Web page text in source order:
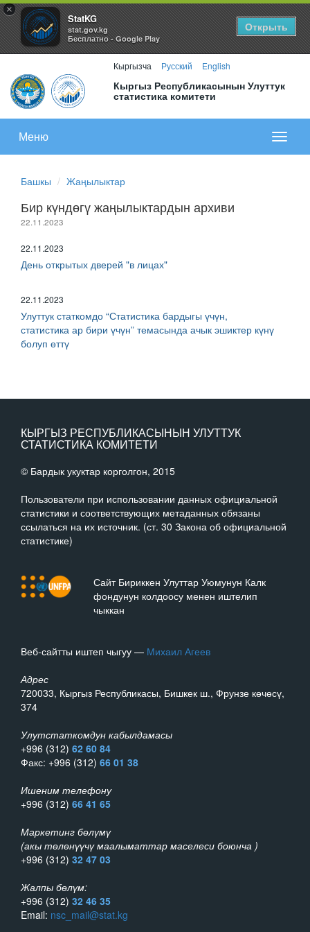
×
StatKG
stat.gov.kg
Бесплатно - Google Play
Открыть
Кыргызча Русский English
Кыргыз Республикасынын Улуттук
статистика комитети
меню
Меню
Башкы Жаңылыктар
Бир күндөгү жаңылыктардын архиви
22.11.2023
22.11.2023
День открытых дверей "в лицах"
22.11.2023
Улуттук статкомдо “Статистика бардыгы үчүн,
статистика ар бири үчүн” темасында ачык эшиктер күнү
болуп өттү
КЫРГЫЗ РЕСПУБЛИКАСЫНЫН УЛУТТУК
СТАТИСТИКА КОМИТЕТИ
© Бардык укуктар корголгон, 2015
Пользователи при использовании данных официальной
статистики и соответствующих метаданных обязаны
ссылаться на их источник. (ст. 30 Закона об официальной
статистике)
Сайт Бириккен Улуттар Уюмунун Калк
фондунун колдоосу менен иштелип
чыккан
Веб-сайтты иштеп чыгуу — Михаил Агеев
Адрес
720033, Кыргыз Республикасы, Бишкек ш., Фрунзе көчөсү,
374
Улутстаткомдун кабылдамасы
+996 (312) 62 60 84
Факс: +996 (312) 66 01 38
Ишеним телефону
+996 (312) 66 41 65
Маркетинг бөлүмү
(акы төлөнүүчү маалыматтар маселеси боюнча )
+996 (312) 32 47 03
Жалпы бөлүм:
+996 (312) 32 46 35
Email: nsc_mail@stat.kg